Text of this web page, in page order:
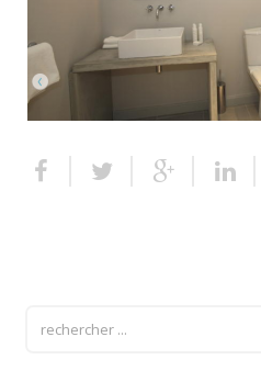
Escalier extérieur
Finitions pour escalier